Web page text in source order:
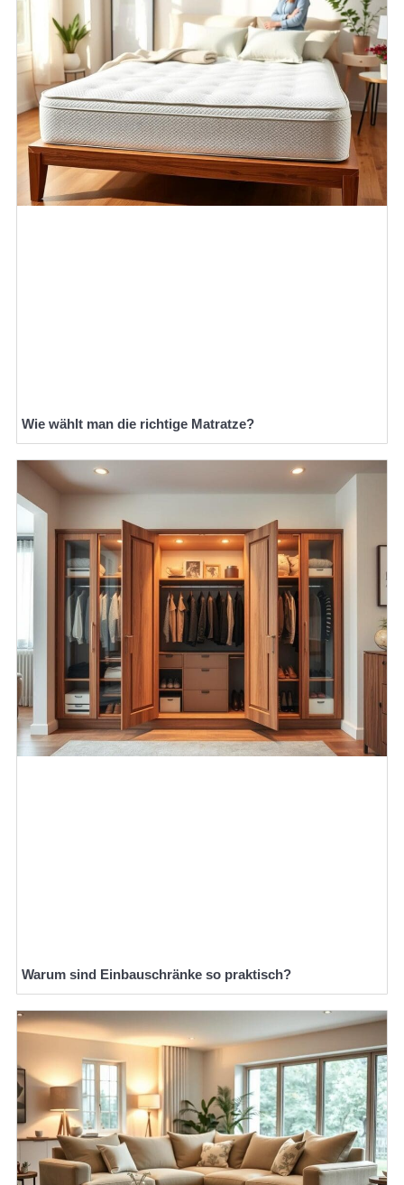
Wie wählt man die richtige Matratze?
Warum sind Einbauschränke so praktisch?